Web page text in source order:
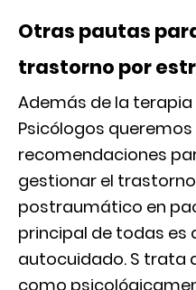
Otras pautas
trastorno por
Además de la terapia
Psicólogos
recomendaciones
gestionar el
postraumático en
principal de todas es
autocuidado. S trata
como